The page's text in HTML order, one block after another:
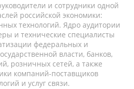
и сотрудники одной
российской экономики:
технологий. Ядро аудитории
и технические специалисты
федеральных и
власти, банков,
розничных сетей, а также
компаний-поставщиков
и услуг связи.